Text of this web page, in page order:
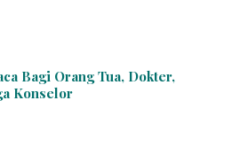
Bagi Orang Tua, Dokter,
Konselor